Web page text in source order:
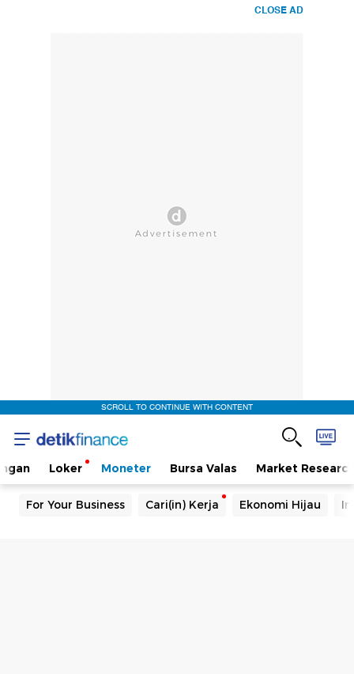
CLOSE AD
SCROLL TO CONTINUE WITH CONTENT
Loker Moneter Bursa Valas Market Research
For Your Business Cari(in) Kerja Ekonomi Hijau